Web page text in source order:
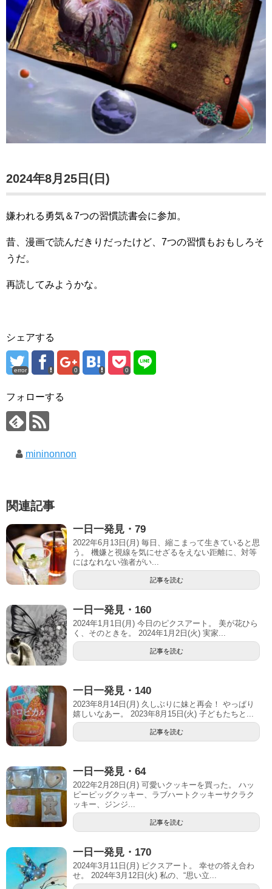
2024年8月25日(日)
嫌われる勇気＆7つの習慣読書会に参加。
昔、漫画で読んだきりだったけど、7つの習慣もおもしろそ
うだ。
再読してみようかな。
シェアする
error 0 0
フォローする
mininonnon
関連記事
一日一発見・79
2022年6月13日(月) 毎日、縮こまって生きていると思
う。 機嫌と視線を気にせざるをえない距離に、対等
にはなれない強者がい...
記事を読む
一日一発見・160
2024年1月1日(月) 今日のピクスアート。 美が花ひら
く、そのときを。 2024年1月2日(火) 実家...
記事を読む
一日一発見・140
2023年8月14日(月) 久しぶりに妹と再会！ やっぱり
嬉しいなあー。 2023年8月15日(火) 子どもたちと...
記事を読む
一日一発見・64
2022年2月28日(月) 可愛いクッキーを買った。 ハッ
ピーピッグクッキー、ラブハートクッキーサクラク
ッキー、ジンジ...
記事を読む
一日一発見・170
2024年3月11日(月) ピクスアート。 幸せの答え合わ
せ。 2024年3月12日(火) 私の、“思い立...